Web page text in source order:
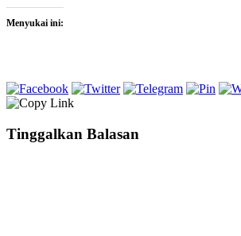
Menyukai ini:
Tinggalkan Balasan